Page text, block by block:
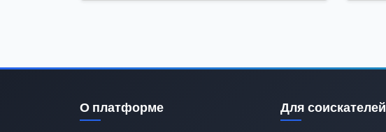
О платформе Для соискателей